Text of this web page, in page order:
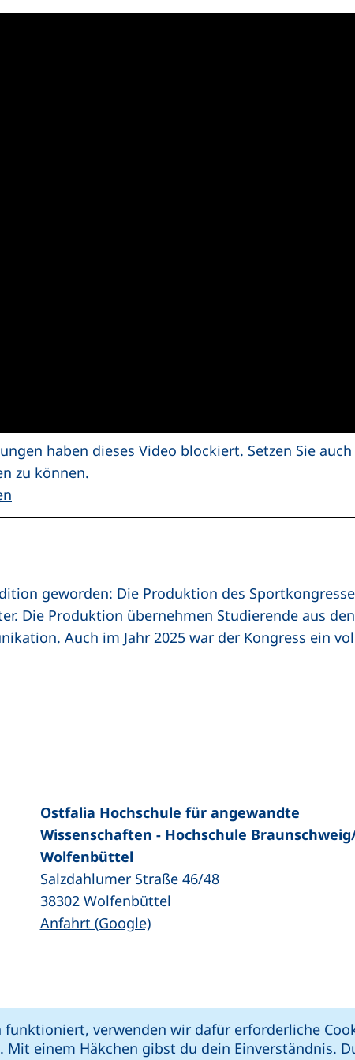
verwenden wir dafür erforderliche
einem Häkchen gibst du dein Einverständnis.
haben dieses Video blockiert. Setzen Sie
zu können.
geworden: Die Produktion des
Die Produktion übernehmen Studierende aus
Auch im Jahr 2025 war der Kongress ein
teilen (externer Link, öffnet neues Fenster)
LinkedIn teilen (externer Link, öffnet neues
Link, öffnet neues Fenster)
Link, öffnet neues Fenster)
Seite (externer Link, öffnet neues Fenster)
Seite (externer Link, öffnet neues Fenster)
Ostfalia Hochschule für angewandte
Wissenschaften - Hochschule
Wolfenbüttel
Salzdahlumer Straße 46/48
38302 Wolfenbüttel
Anfahrt (Google)(externer Link, öffnet neues
Barriere melden